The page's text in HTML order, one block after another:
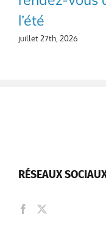
l’été
juillet 27th, 2026
RÉSEAUX